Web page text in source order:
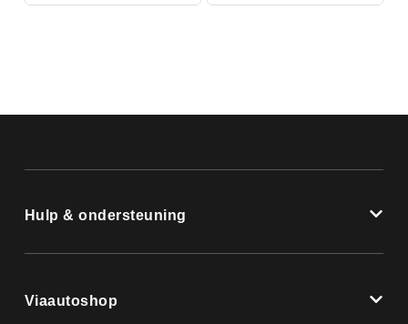
Hulp & ondersteuning
Viaautoshop